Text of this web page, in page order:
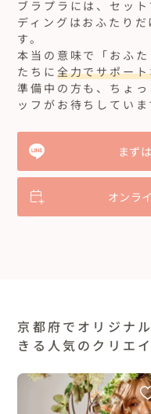
ブラプラには、セッ
ディングはおふたりだ
す。
本当の意味で「おふ
たちに 全力でサポー
準備中の方も、ちょ
ッフがお待ちしていま
まず
オンラ
京都府でオリジナ
きる人気のクリエ